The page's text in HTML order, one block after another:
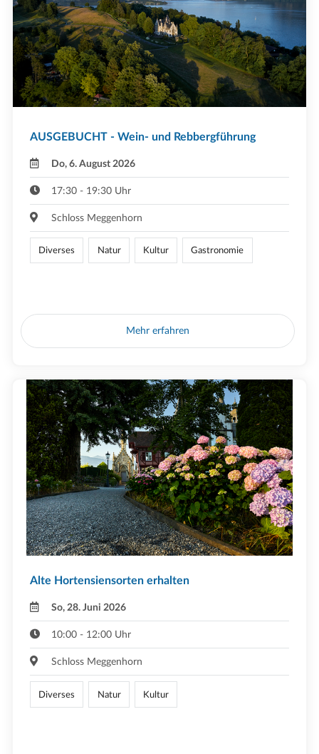
AUSGEBUCHT - Wein- und Rebbergführung
Do, 6. August 2026
17:30 - 19:30 Uhr
Schloss Meggenhorn
Diverses Natur Kultur Gastronomie
Mehr erfahren
Alte Hortensiensorten erhalten
So, 28. Juni 2026
10:00 - 12:00 Uhr
Schloss Meggenhorn
Diverses Natur Kultur